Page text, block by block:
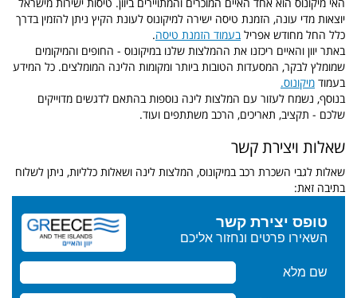
יוצאות מדי עונה, הזמנת טיסה ישירה למיקונוס לעונת הקיץ ניתן להזמין בדרך
כלל החל מחודש אפרילבעמוד הזמנת טיסה.
באתר יוון והאיים ריכזנו את ההמלצות שלנו במיקונוס - החופים והמיקומים
שמומלץ לבקר, המסעדות הטובות ביותר ומקומות הלינה המומלצים. כל המידע
בעמוד מיקונוס.
בנוסף, נשמח לעזור עם המלצות לינה נוספות בהתאם לדגשים מדוייקים
שלכם - תקציב, תאריכים, הרכב משתתפים ועוד.
שאלות ויצירת קשר
שאלות לגבי השכרת רכב במיקונוס, המלצות לינה ושאלות כלליות, ניתן לשלוח
בתיבה זאת: